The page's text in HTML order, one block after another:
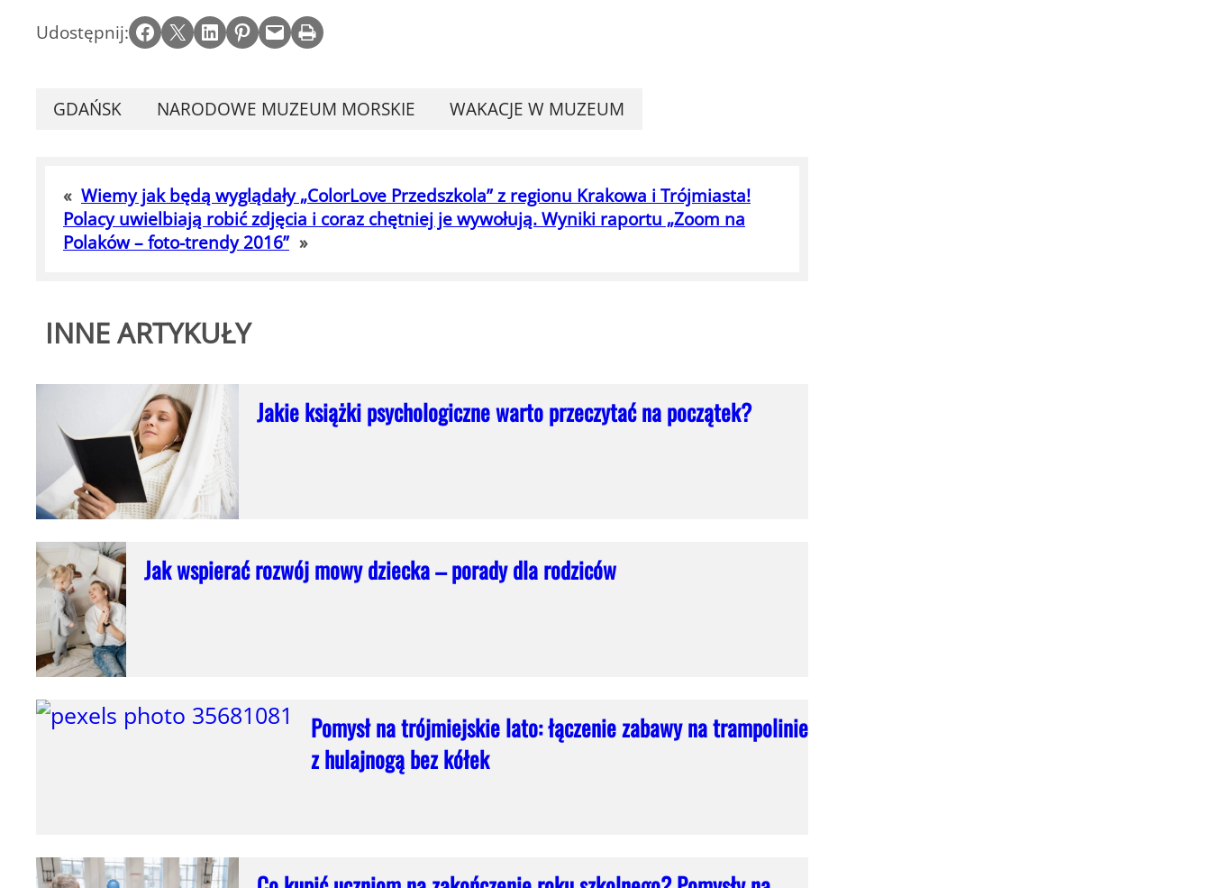
Udostępnij: Share on Facebook Email this Page Share on LinkedIn Share on Pinterest Email this Page Print this Page
GDAŃSK NARODOWE MUZEUM MORSKIE WAKACJE W MUZEUM
« Wiemy jak będą wyglądały „ColorLove Przedszkola” z regionu Krakowa i Trójmiasta!
Polacy uwielbiają robić zdjęcia i coraz chętniej je wywołują. Wyniki raportu „Zoom na
Polaków – foto-trendy 2016” »
INNE ARTYKUŁY
Jakie książki psychologiczne warto przeczytać na początek?
Jak wspierać rozwój mowy dziecka – porady dla rodziców
Pomysł na trójmiejskie lato: łączenie zabawy na trampolinie
z hulajnogą bez kółek